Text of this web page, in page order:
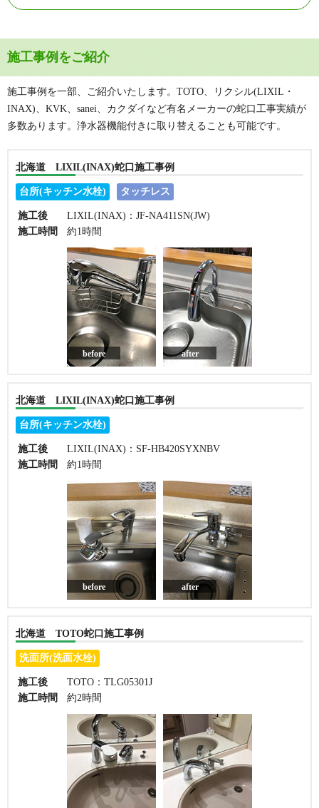
施工事例をご紹介
施工事例を一部、ご紹介いたします。TOTO、リクシル(LIXIL・
INAX)、KVK、sanei、カクダイなど有名メーカーの蛇口工事実績が
多数あります。浄水器機能付きに取り替えることも可能です。
北海道 LIXIL(INAX)蛇口施工事例
台所(キッチン水栓) タッチレス
施工後
LIXIL(INAX)：JF-NA411SN(JW)
施工時間
約1時間
before after
北海道 LIXIL(INAX)蛇口施工事例
台所(キッチン水栓)
施工後
LIXIL(INAX)：SF-HB420SYXNBV
施工時間
約1時間
before after
北海道 TOTO蛇口施工事例
洗面所(洗面水栓)
施工後
TOTO：TLG05301J
施工時間
約2時間